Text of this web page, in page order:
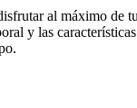
al máximo de
y las